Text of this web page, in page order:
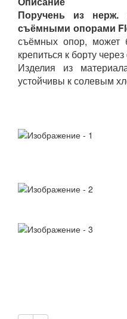
Поручень из
съёмными опорами
съёмных опор, может
крепиться к борту
Изделия из
устойчивы к солевым